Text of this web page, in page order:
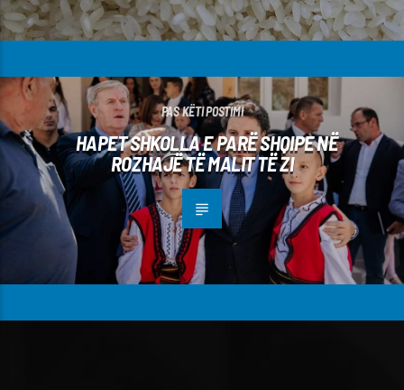
PAS KËTI POSTIMI
HAPET SHKOLLA E PARË SHQIPE NË
ROZHAJË TË MALIT TË ZI